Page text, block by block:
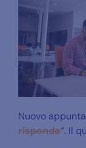
Nuovo
risponde“. Il